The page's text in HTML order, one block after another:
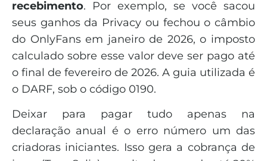
recebimento. Por exemplo, se você sacou
seus ganhos da Privacy ou fechou o câmbio
do OnlyFans em janeiro de 2026, o imposto
calculado sobre esse valor deve ser pago até
o final de fevereiro de 2026. A guia utilizada é
o DARF, sob o código 0190.
Deixar para pagar tudo apenas na
declaração anual é o erro número um das
criadoras iniciantes. Isso gera a cobrança de